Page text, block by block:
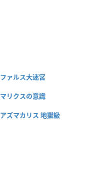
ファルス大迷宮
マリクスの意識
アズマカリス 地獄級